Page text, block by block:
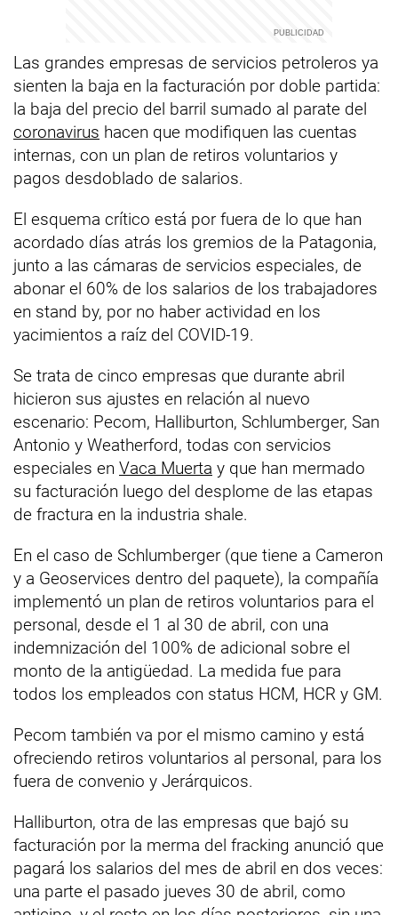
Las grandes empresas de servicios petroleros ya
sienten la baja en la facturación por doble partida:
la baja del precio del barril sumado al parate del
coronavirus hacen que modifiquen las cuentas
internas, con un plan de retiros voluntarios y
pagos desdoblado de salarios.
El esquema crítico está por fuera de lo que han
acordado días atrás los gremios de la Patagonia,
junto a las cámaras de servicios especiales, de
abonar el 60% de los salarios de los trabajadores
en stand by, por no haber actividad en los
yacimientos a raíz del COVID-19.
Se trata de cinco empresas que durante abril
hicieron sus ajustes en relación al nuevo
escenario: Pecom, Halliburton, Schlumberger, San
Antonio y Weatherford, todas con servicios
especiales en Vaca Muerta y que han mermado
su facturación luego del desplome de las etapas
de fractura en la industria shale.
En el caso de Schlumberger (que tiene a Cameron
y a Geoservices dentro del paquete), la compañía
implementó un plan de retiros voluntarios para el
personal, desde el 1 al 30 de abril, con una
indemnización del 100% de adicional sobre el
monto de la antigüedad. La medida fue para
todos los empleados con status HCM, HCR y GM.
Pecom también va por el mismo camino y está
ofreciendo retiros voluntarios al personal, para los
fuera de convenio y Jerárquicos.
Halliburton, otra de las empresas que bajó su
facturación por la merma del fracking anunció que
pagará los salarios del mes de abril en dos veces:
una parte el pasado jueves 30 de abril, como